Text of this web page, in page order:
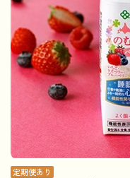
定期便あり